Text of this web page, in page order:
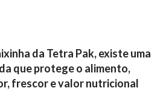
da Tetra Pak, existe uma
que protege o alimento,
frescor e valor nutricional